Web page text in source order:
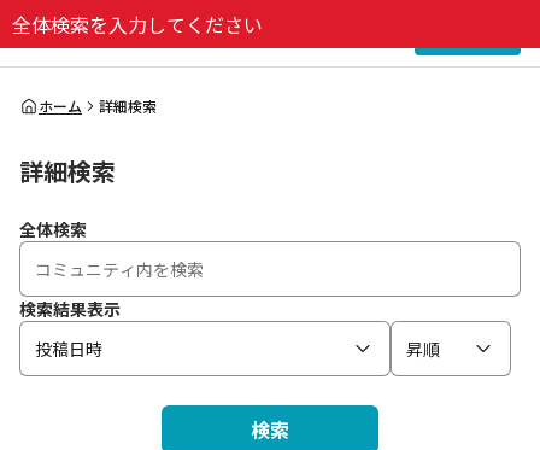
全体検索を入力してください
全体検索
ホーム 詳細検索
詳細検索
全体検索
検索結果表示
投稿日時
昇順
検索